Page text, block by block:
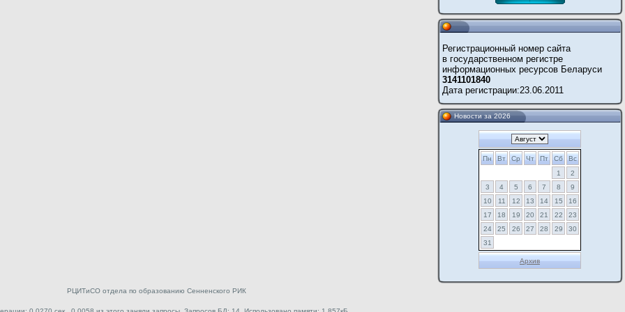
Регистрационный номер сайта
в государственном регистре
информационных ресурсов Беларуси
3141101840
Дата регистрации:23.06.2011
Новости за 2026
Пн Вт Ср Чт Пт Сб
Вс
1
2
3
4 5 6 7 8
9
10
11 12 13 14 15
16
17
18 19 20 21 22
23
24
25 26 27 28 29
30
31
Архив
РЦИТиСО отдела по образованию Сенненского РИК